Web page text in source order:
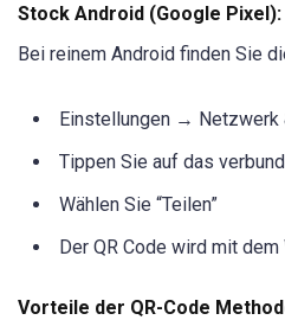
Stock Android (Google Pixel):
Bei reinem Android finden Sie
Einstellungen →
Tippen Sie auf das
Wählen Sie “Teilen”
Der QR Code wird mit
Vorteile der QR-Code